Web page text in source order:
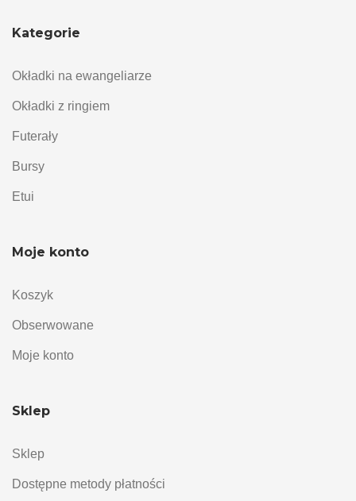
Kategorie
Okładki na ewangeliarze
Okładki z ringiem
Futerały
Bursy
Etui
Moje konto
Koszyk
Obserwowane
Moje konto
Sklep
Sklep
Dostępne metody płatności